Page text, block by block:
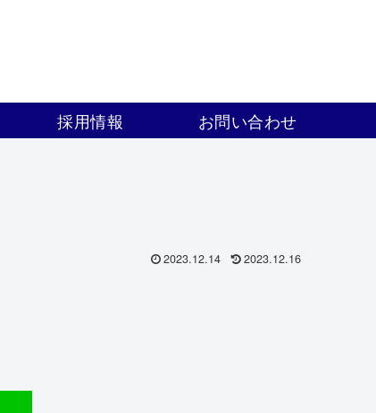
採用情報 お問い合わせ
2023.12.14 2023.12.16